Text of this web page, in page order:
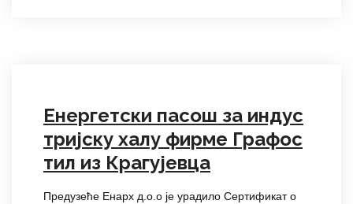
Енергетски пасош за индус
тријску халу фирме Графос
тил из Крагујевца
Предузеће Енарх д.о.о је урадило Сертификат о